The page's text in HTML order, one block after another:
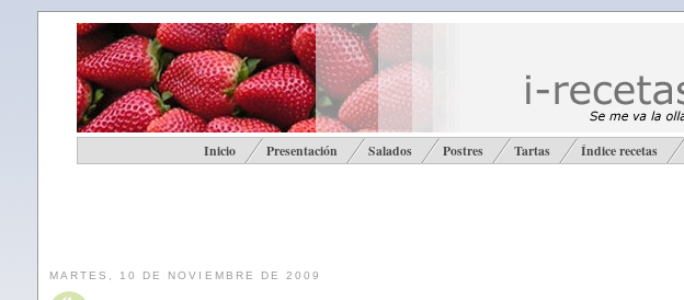
Inicio Presentación Salados Postres Tartas Índice recetas
MARTES, 10 DE NOVIEMBRE DE 2009